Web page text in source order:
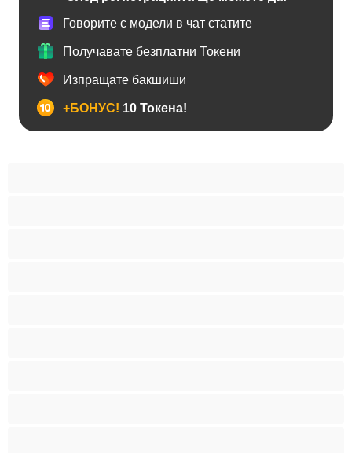
Говорите с модели в чат статите
Получавате безплатни Токени
Изпращате бакшиши
+БОНУС! 10 Токена!